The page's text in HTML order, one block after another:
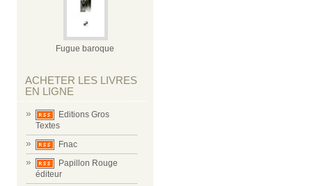
Fugue baroque
ACHETER LES LIVRES
EN LIGNE
Editions Gros
Textes
Fnac
Papillon Rouge
éditeur